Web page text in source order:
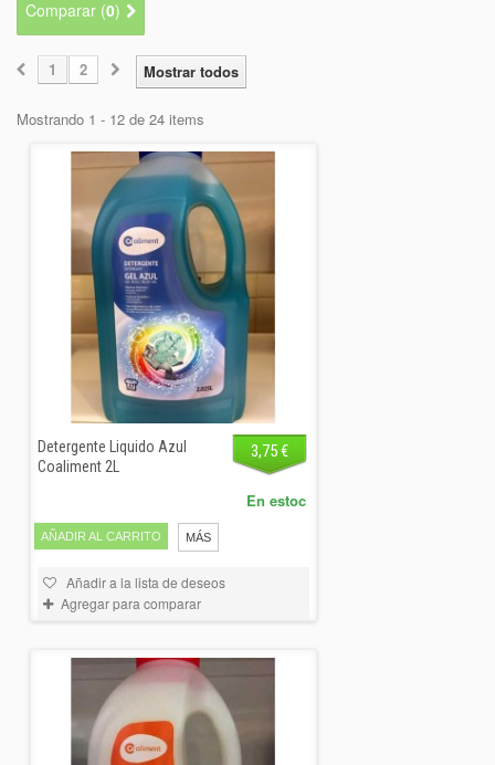
CONGELADOS
DROGUERÍA
Comparar (0)
Mostrar todos
1 2
Mostrando 1 - 12 de 24 items
Detergente Liquido Azul
Coaliment 2L
3,75 €
AÑADIR AL CARRITO MÁS
En estoc
Añadir a la lista de deseos
Agregar para comparar